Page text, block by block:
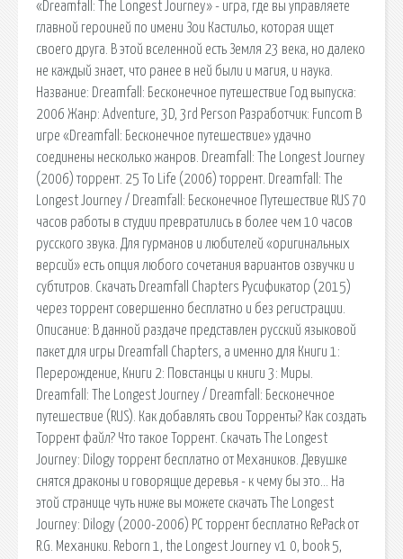
«Dreamfall: The Longest Journey» - игра, где вы управляете
главной героиней по имени Зои Кастильо, которая ищет
своего друга. В этой вселенной есть Земля 23 века, но далеко
не каждый знает, что ранее в ней были и магия, и наука.
Название: Dreamfall: Бесконечное путешествие Год выпуска:
2006 Жанр: Adventure, 3D, 3rd Person Разработчик: Funcom В
игре «Dreamfall: Бесконечное путешествие» удачно
соединены несколько жанров. Dreamfall: The Longest Journey
(2006) торрент. 25 To Life (2006) торрент. Dreamfall: The
Longest Journey / Dreamfall: Бесконечное Путешествие RUS 70
часов работы в студии превратились в более чем 10 часов
русского звука. Для гурманов и любителей «оригинальных
версий» есть опция любого сочетания вариантов озвучки и
субтитров. Скачать Dreamfall Chapters Русификатор (2015)
через торрент совершенно бесплатно и без регистрации.
Описание: В данной раздаче представлен русский языковой
пакет для игры Dreamfall Chapters, а именно для Книги 1:
Перерождение, Книги 2: Повстанцы и книги 3: Миры.
Dreamfall: The Longest Journey / Dreamfall: Бесконечное
путешествие (RUS). Как добавлять свои Торренты? Как создать
Торрент файл? Что такое Торрент. Скачать The Longest
Journey: Dilogy торрент бесплатно от Механиков. Девушке
снятся драконы и говорящие деревья - к чему бы это… На
этой странице чуть ниже вы можете скачать The Longest
Journey: Dilogy (2000-2006) PC торрент бесплатно RePack от
R.G. Механики. Reborn 1, the Longest Journey v1 0, book 5,